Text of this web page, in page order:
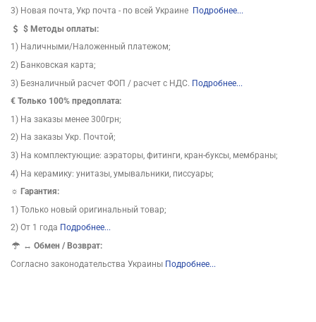
3) Новая почта, Укр почта - по всей Украине Подробнее...
$Методы оплаты:
1) Наличными/Наложенный платежом;
2) Банковская карта;
3) Безналичный расчет ФОП / расчет с НДС. Подробнее...
€ Только 100% предоплата:
1) На заказы менее 300грн;
2) На заказы Укр. Почтой;
3) На комплектующие: аэраторы, фитинги, кран-буксы, мембраны;
4) На керамику: унитазы, умывальники, писсуары;
☼ Гарантия:
1) Только новый оригинальный товар;
2) От 1 года Подробнее...
↔Обмен / Возврат:
Согласно законодательства Украины Подробнее...